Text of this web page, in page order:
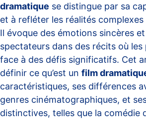
dramatique se distingue par sa
et à refléter les réalités complexes
Il évoque des émotions sincères
spectateurs dans des récits où
face à des défis significatifs. Cet
définir ce qu’est un film
caractéristiques, ses différences
genres cinématographiques, et
distinctives, telles que la comédie